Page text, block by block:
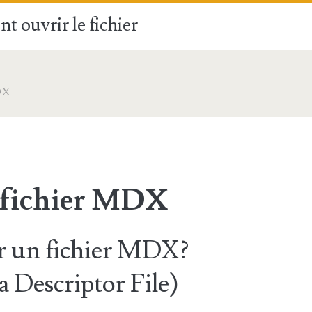
ouvrir le fichier
fichier MDX
un fichier MDX?
Descriptor File)